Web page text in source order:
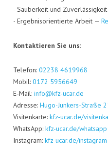
- Sau­ber­keit und Zuver­läs­sig­keit
- Ergeb­nis­ori­en­tier­te Arbeit —
Kon­tak­tie­ren Sie uns:
Tele­fon: 02238 4619968
Mobil: 0172 5956649
E‑Mail: info@kfz-ucar.de
Adres­se: Hugo-Jun­kers-Stra­ße
Visi­ten­kar­te: kfz-ucar.de/
Whats­App: kfz-ucar.de/whatsapp
Insta­gram: kfz-ucar.de/instagram